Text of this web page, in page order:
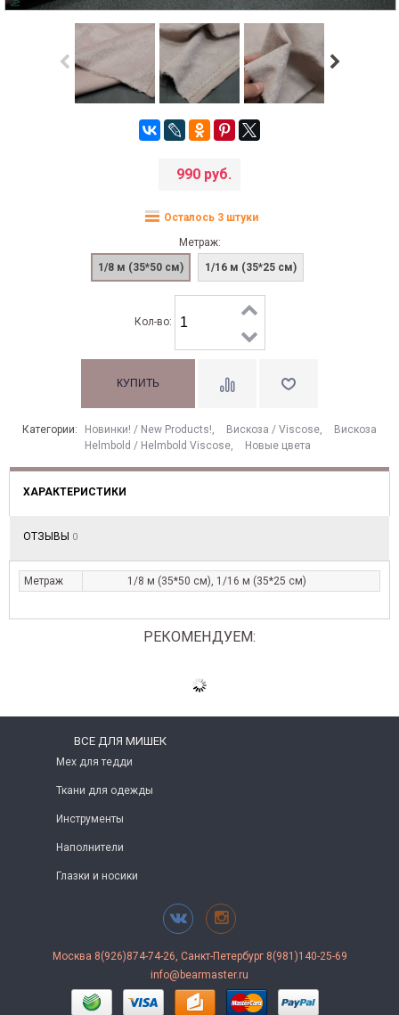
990 руб.
Осталось 3 штуки
Метраж:
1/8 м (35*50 см)
1/16 м (35*25 см)
Кол-во:
Категории: Новинки! / New Products!, Вискоза / Viscose,
Вискоза
Helmbold / Helmbold Viscose, Новые цвета
ХАРАКТЕРИСТИКИ
ОТЗЫВЫ 0
Метраж 1/8 м (35*50 см), 1/16 м (35*25 см)
РЕКОМЕНДУЕМ:
ВСЕ ДЛЯ МИШЕК
Мех для тедди
Ткани для одежды
Инструменты
Наполнители
Глазки и носики
Москва 8(926)874-74-26, Санкт-Петербург 8(981)140-25-69
info@bearmaster.ru